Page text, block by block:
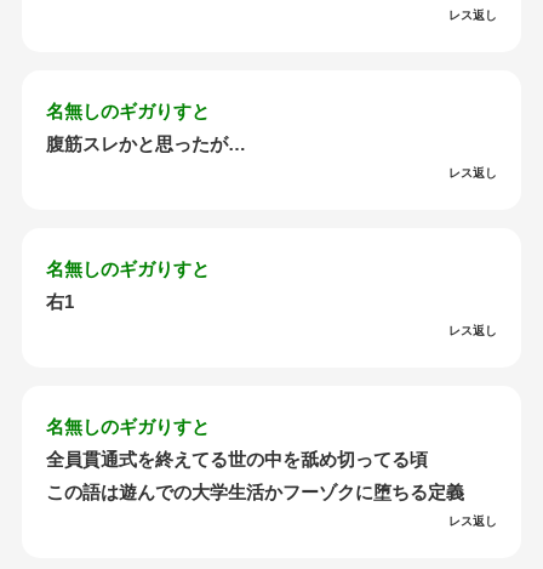
レス返し
名無しのギガりすと
腹筋スレかと思ったが…
レス返し
名無しのギガりすと
右1
レス返し
名無しのギガりすと
全員貫通式を終えてる世の中を舐め切ってる頃
この語は遊んでの大学生活かフーゾクに堕ちる定義
レス返し